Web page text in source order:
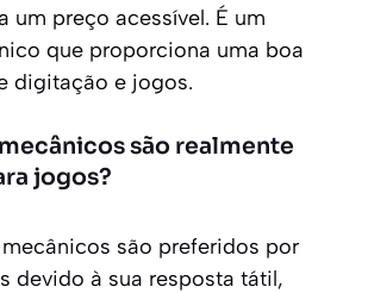
um preço acessível. É um
que proporciona uma boa
digitação e jogos.
são realmente
jogos?
são preferidos por
devido à sua resposta tátil,